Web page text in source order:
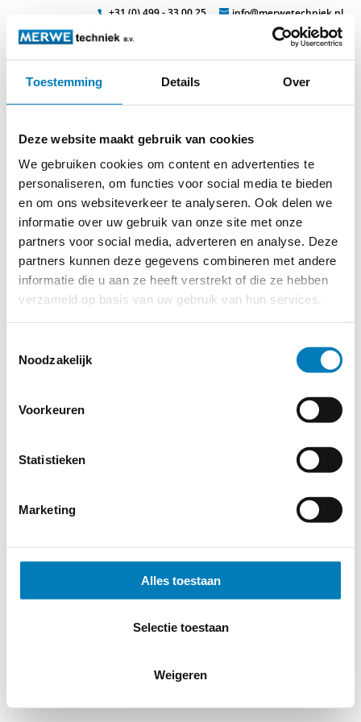
Toestemming Details Over
Deze website maakt gebruik van cookies
We gebruiken cookies om content en advertenties te
personaliseren, om functies voor social media te bieden
en om ons websiteverkeer te analyseren. Ook delen we
informatie over uw gebruik van onze site met onze
partners voor social media, adverteren en analyse. Deze
partners kunnen deze gegevens combineren met andere
informatie die u aan ze heeft verstrekt of die ze hebben
verzameld op basis van uw gebruik van hun services.
Noodzakelijk
Voorkeuren
Statistieken
Marketing
Alles toestaan
Selectie toestaan
Weigeren
+31 (0) 499 - 33 00 25 info@merwetechniek.nl
Veelzijdig in elektrotechnische producten
gelaat14
MERWEtechniek B.V.
Cookieverklaring-Verdere contact gegevens